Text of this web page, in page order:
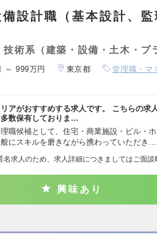
備設計職（基本設計、
技術系（建築・設備・土木・プ
～ 999万円 東京都 管理職・マ
アがおすすめする求人です。 こちらの求
数保有しておりま…
職候補として、住宅・商業施設・ビル・
にスキルを磨きながら携わっていただき…
名求人のため、求人詳細につきましてはご面談
興味あり